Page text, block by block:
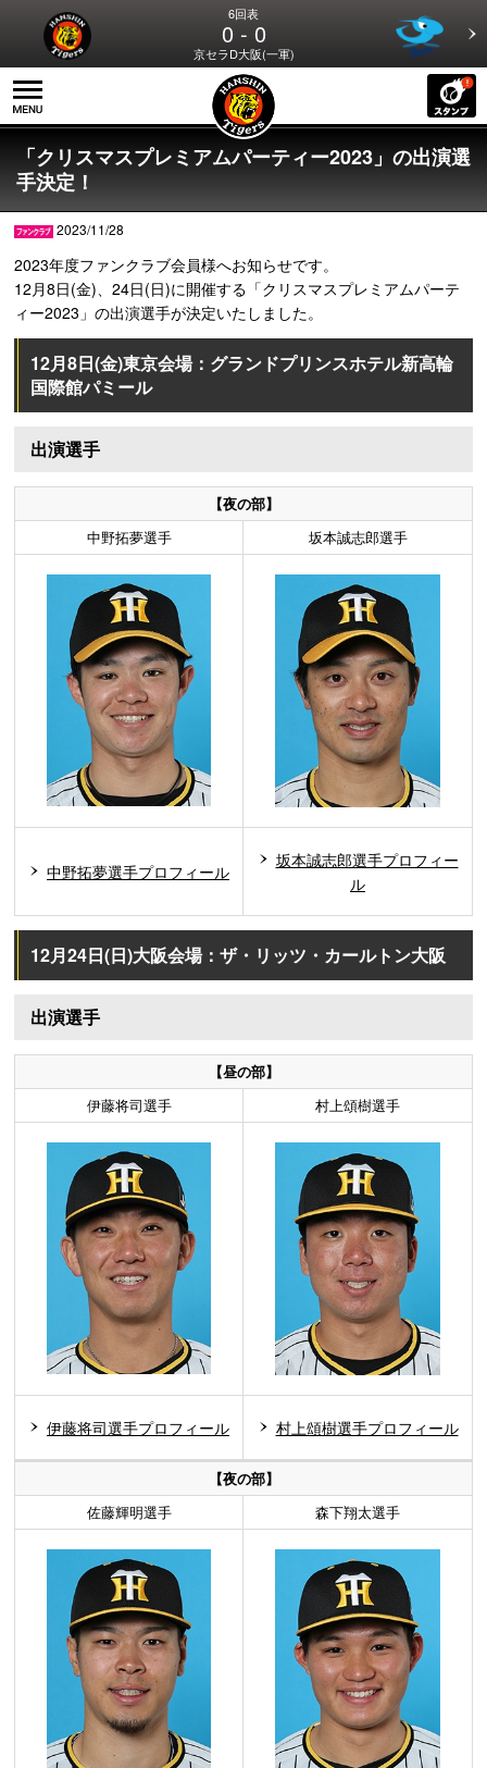
6回表
0 - 0
京セラD大阪(一軍)
「クリスマスプレミアムパーティー2023」の出演選
手決定！
2023/11/28
2023年度ファンクラブ会員様へお知らせです。
12月8日(金)、24日(日)に開催する「クリスマスプレミアムパーテ
ィー2023」の出演選手が決定いたしました。
12月8日(金)東京会場：グランドプリンスホテル新高輪
国際館パミール
出演選手
【夜の部】
中野拓夢選手
坂本誠志郎選手
中野拓夢選手プロフィール
坂本誠志郎選手プロフィー
ル
12月24日(日)大阪会場：ザ・リッツ・カールトン大阪
出演選手
【昼の部】
伊藤将司選手
村上頌樹選手
伊藤将司選手プロフィール 村上頌樹選手プロフィール
【夜の部】
佐藤輝明選手
森下翔太選手